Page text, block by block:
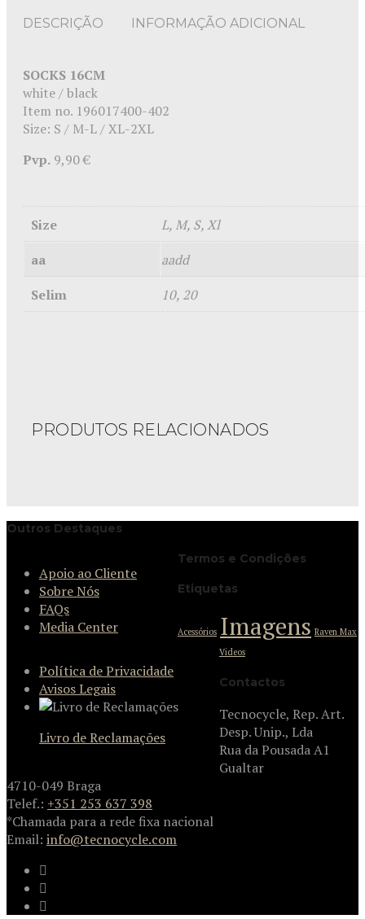
DESCRIÇÃO INFORMAÇÃO ADICIONAL
SOCKS 16CM
white / black
Item no. 196017400-402
Size: S / M-L / XL-2XL
Pvp. 9,90 €
Size
L, M, S, Xl
aa
aadd
Selim
10, 20
PRODUTOS RELACIONADOS
Outros Destaques
Apoio ao Cliente
Sobre Nós
FAQs
Media Center
Termos e Condições
Política de Privacidade
Avisos Legais
Livro de Reclamações
Etiquetas
Acessórios Imagens Raven Max
Videos
Contactos
Tecnocycle, Rep. Art.
Desp. Unip., Lda
Rua da Pousada A1
Gualtar
4710-049 Braga
Telef.: +351 253 637 398
*Chamada para a rede fixa nacional
Email: info@tecnocycle.com